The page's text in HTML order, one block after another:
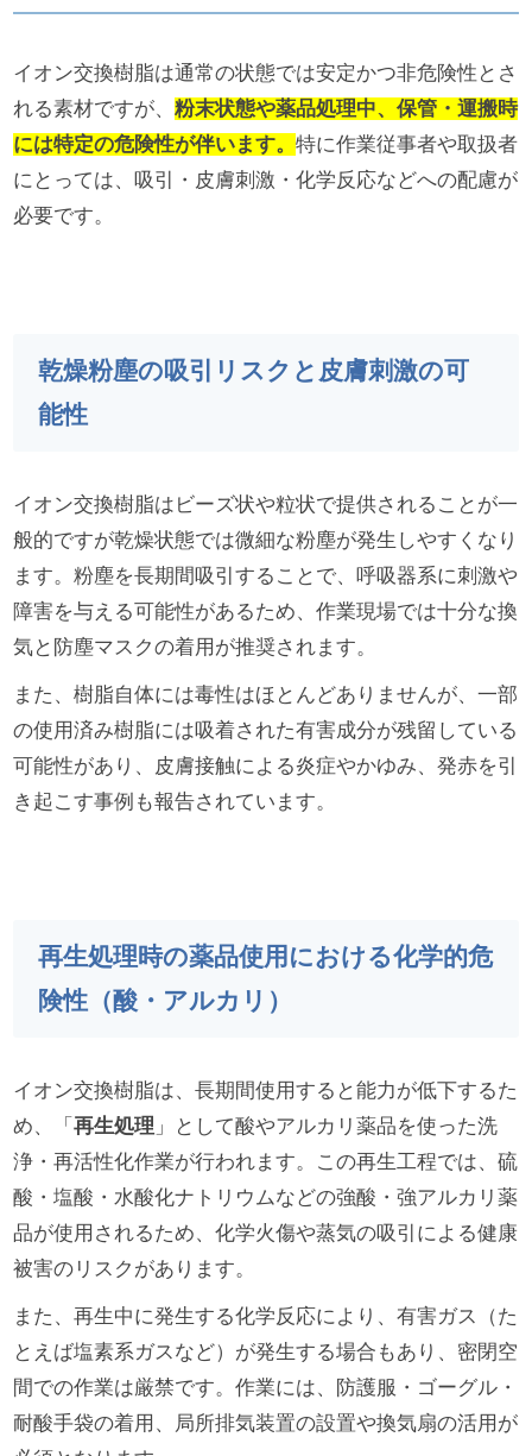
イオン交換樹脂は通常の状態では安定かつ非危険性とさ
れる素材ですが、粉末状態や薬品処理中、保管・運搬時
には特定の危険性が伴います。特に作業従事者や取扱者
にとっては、吸引・皮膚刺激・化学反応などへの配慮が
必要です。
乾燥粉塵の吸引リスクと皮膚刺激の可
能性
イオン交換樹脂はビーズ状や粒状で提供されることが一
般的ですが乾燥状態では微細な粉塵が発生しやすくなり
ます。粉塵を長期間吸引することで、呼吸器系に刺激や
障害を与える可能性があるため、作業現場では十分な換
気と防塵マスクの着用が推奨されます。
また、樹脂自体には毒性はほとんどありませんが、一部
の使用済み樹脂には吸着された有害成分が残留している
可能性があり、皮膚接触による炎症やかゆみ、発赤を引
き起こす事例も報告されています。
再生処理時の薬品使用における化学的危
険性（酸・アルカリ）
イオン交換樹脂は、長期間使用すると能力が低下するた
め、「再生処理 」として酸やアルカリ薬品を使った洗
浄・再活性化作業が行われます。この再生工程では、硫
酸・塩酸・水酸化ナトリウムなどの強酸・強アルカリ薬
品が使用されるため、化学火傷や蒸気の吸引による健康
被害のリスクがあります。
また、再生中に発生する化学反応により、有害ガス（た
とえば塩素系ガスなど）が発生する場合もあり、密閉空
間での作業は厳禁です。作業には、防護服・ゴーグル・
耐酸手袋の着用、局所排気装置の設置や換気扇の活用が